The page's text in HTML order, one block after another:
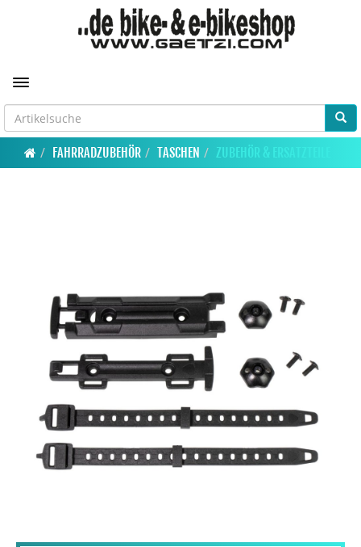
Toggle navigation
FAHRRADZUBEHÖR TASCHEN ZUBEHÖR & ERSATZTEILE